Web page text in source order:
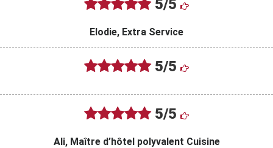
5/5
Elodie, Extra Service
5/5
5/5
Ali, Maître d’hôtel polyvalent Cuisine